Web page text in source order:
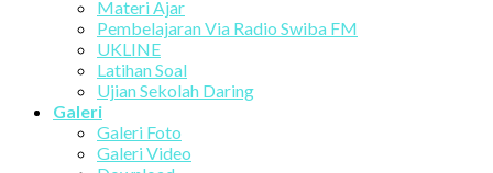
Materi Ajar
Pembelajaran Via Radio Swiba FM
UKLINE
Latihan Soal
Ujian Sekolah Daring
Galeri
Galeri Foto
Galeri Video